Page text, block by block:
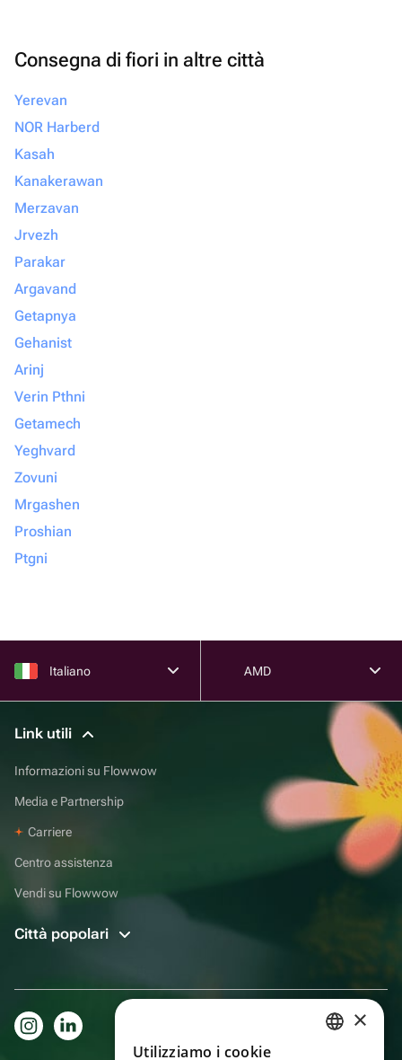
Consegna di fiori in altre città
Yerevan
NOR Harberd
Kasah
Kanakerawan
Merzavan
Jrvezh
Parakar
Argavand
Getapnya
Gehanist
Arinj
Verin Pthni
Getamech
Yeghvard
Zovuni
Mrgashen
Proshian
Ptgni
Italiano AMD
Link utili
Informazioni su Flowwow
Media e Partnership
Carriere
Centro assistenza
Vendi su Flowwow
Città popolari
×
Utilizziamo i cookie